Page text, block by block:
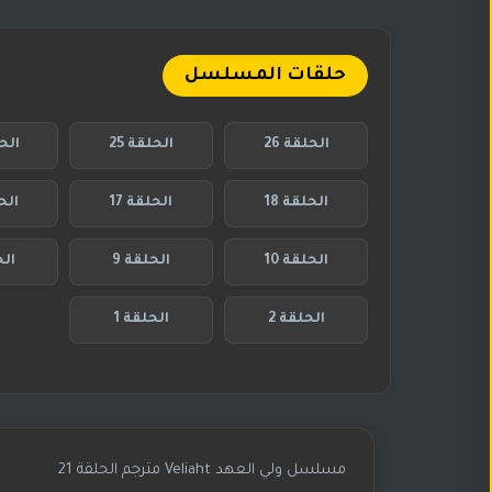
حلقات المسلسل
الحلقة 26 الحلقة 25
الحلقة 18 الحلقة 17
الحلقة 10 الحلقة 9
الحلقة 2 الحلقة 1
مسلسل ولي العهد Veliaht مترجم الحلقة 21